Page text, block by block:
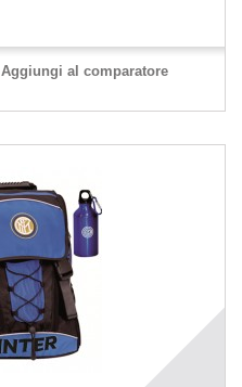
Aggiungi al comparatore